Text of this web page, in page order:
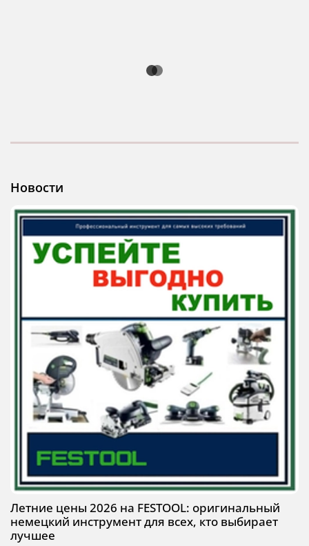
Новости
Летние цены 2026 на FESTOOL: оригинальный
немецкий инструмент для всех, кто выбирает
лучшее